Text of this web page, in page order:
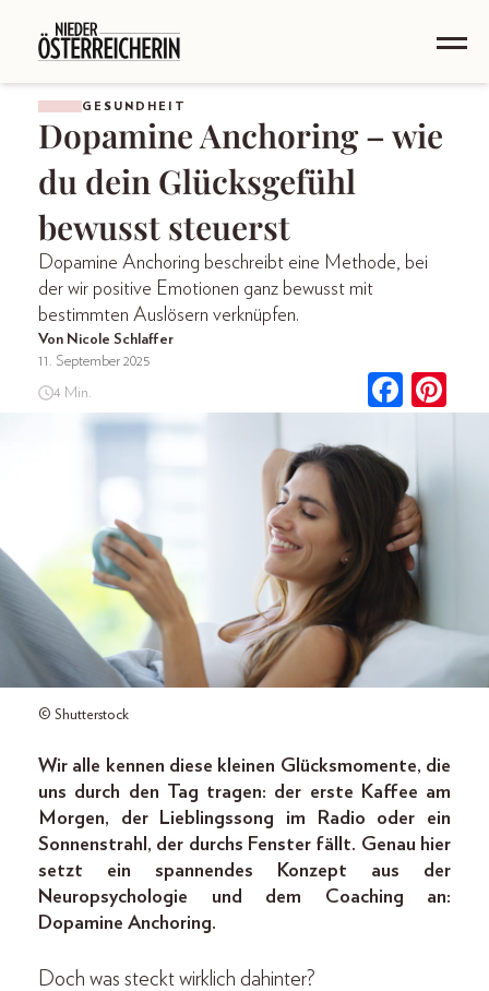
GESUNDHEIT
Dopamine Anchoring – wie
du dein Glücksgefühl
bewusst steuerst
Dopamine Anchoring beschreibt eine Methode, bei
der wir positive Emotionen ganz bewusst mit
bestimmten Auslösern verknüpfen.
Von Nicole Schlaffer
11. September 2025
4 Min.
© Shutterstock
Wir alle kennen diese kleinen Glücksmomente, die
uns durch den Tag tragen: der erste Kaffee am
Morgen, der Lieblingssong im Radio oder ein
Sonnenstrahl, der durchs Fenster fällt. Genau hier
setzt ein spannendes Konzept aus der
Neuropsychologie und dem Coaching an:
Dopamine Anchoring.
Doch was steckt wirklich dahinter?